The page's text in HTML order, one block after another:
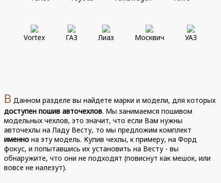
Vortex ГАЗ Лиаз Москвич УАЗ
В Данном разделе вы найдете марки и модели, для которых
доступен пошив авточехлов. Мы занимаемся пошивом
модельных чехлов, это значит, что если Вам нужны
авточехлы на Ладу Весту, то мы предложим комплект
именно на эту модель. Купив чехлы, к примеру, на Форд
фокус, и попытавшись их установить на Весту - вы
обнаружите, что они не подходят (повиснут как мешок, или
вовсе не налезут).